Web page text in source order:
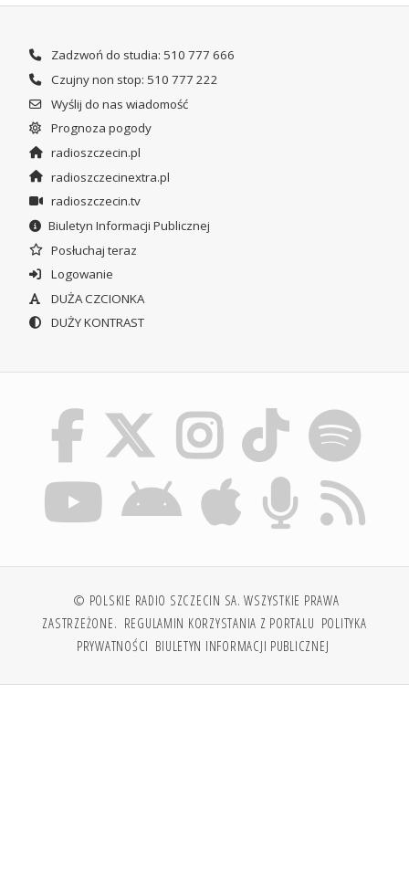
Zadzwoń do studia: 510 777 666
Czujny non stop: 510 777 222
Wyślij do nas wiadomość
Prognoza pogody
radioszczecin.pl
radioszczecinextra.pl
radioszczecin.tv
Biuletyn Informacji Publicznej
Posłuchaj teraz
Logowanie
DUŻA CZCIONKA
DUŻY KONTRAST
© POLSKIE RADIO SZCZECIN SA. WSZYSTKIE PRAWA
ZASTRZEŻONE. REGULAMIN KORZYSTANIA Z PORTALU POLITYKA
PRYWATNOŚCI BIULETYN INFORMACJI PUBLICZNEJ